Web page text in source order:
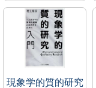
1003564
遠山研究室（453研
究室）
専有資料のため閲覧
不可
広尾研究室
現象学的質的研究